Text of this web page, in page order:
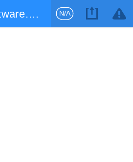
Whois.stsoftware.biz N/A